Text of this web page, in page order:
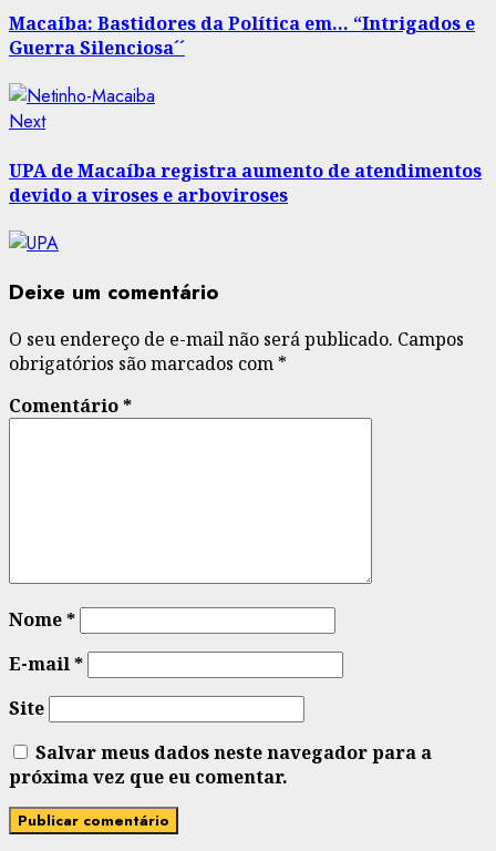
navigation
Macaíba: Bastidores da Política em… “Intrigados e
Guerra Silenciosa´´
NextNext
UPA de Macaíba registra aumento de atendimentos
devido a viroses e arboviroses
Deixe um comentário
O seu endereço de e-mail não será publicado. Campos
obrigatórios são marcados com *
Comentário*
Nome*
E-mail*
Site
Salvar meus dados neste navegador para a
próxima vez que eu comentar.